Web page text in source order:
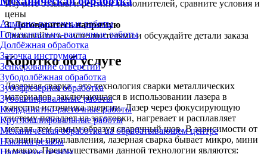
Алмазно-расточные работы
Горизонтально-расточные работы
Долбёжная обработка
Заточка инструмента
Зенкерование отверстий
Зубодолбёжная обработка
Зубофрезерная обработка
Зубошлифовальные работы
Координатно-расточные работы
Круглошлифовальные работы
Механическая обработка на обрабатывающем центре
Накатка резьбы
Изучите отзывы и рейтинг исполнителей, сравните условия и
цены
3.Договоритесь напрямую
Связывайтесь с исполнителями и обсуждайте детали заказа
Коротко об услуге
Лазерная сварка - это технология сварки металлических
материалов, заключающаяся в использовании лазера в
качестве источника энергии. Лазер через фокусирующую
систему попадает на заготовки, нагревает и расплавляет
металл, тем самым образуя сварочный шов. В зависимости от
толщины проплавления, лазерная сварка бывает микро, мини
и макро. Преимуществами данной технологии являются: